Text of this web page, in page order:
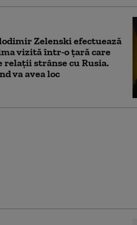
Zelenski efectuează
vizită într-o țară care
relații strânse cu Rusia.
va avea loc